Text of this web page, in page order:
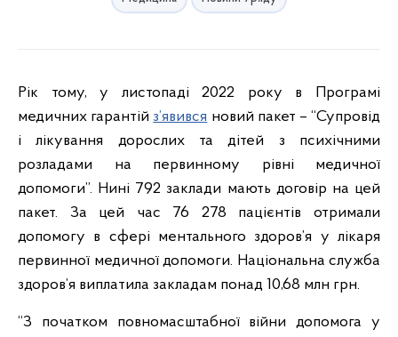
Рік тому, у листопаді 2022 року в Програмі
медичних гарантійз’явився новий пакет – “Супровід
і лікування дорослих та дітей з психічними
розладами на первинному рівні медичної
допомоги”. Нині 792 заклади мають договір на цей
пакет. За цей час 76 278 пацієнтів отримали
допомогу в сфері ментального здоров’я у лікаря
первинної медичної допомоги. Національна служба
здоров’я виплатила закладам понад 10,68 млн грн.
“З початком повномасштабної війни допомога у